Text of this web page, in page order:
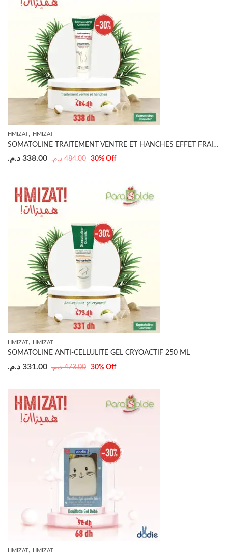
HMIZAT, HMIZAT
SOMATOLINE TRAITEMENT VENTRE ET HANCHES EFFET FRAIS 250 ML
484.00 د.م. 338.00 د.م. 30% Off
HMIZAT, HMIZAT
SOMATOLINE ANTI-CELLULITE GEL CRYOACTIF 250 ML
473.00 د.م. 331.00 د.م. 30% Off
HMIZAT, HMIZAT